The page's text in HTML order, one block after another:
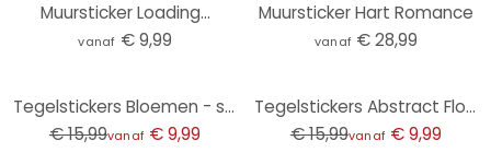
Muursticker Loading...
vanaf € 9,99
Muursticker Hart Romance
vanaf € 28,99
Tegelstickers Bloemen - set van 12
€ 15,99vanaf € 9,99
Tegelstickers Abstract Flower Pattern (groen) 12St
€ 15,99vanaf € 9,99